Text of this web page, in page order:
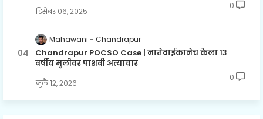
डिसेंबर ०६, २०२५
0
Mahawani Chandrapur
Chandrapur POCSO Case | नातेवाईकानेच केला १३
वर्षीय मुलीवर पाशवी अत्याचार
जुलै १२, २०२६
0